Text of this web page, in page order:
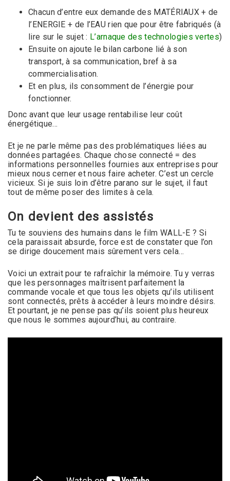
Chacun d’entre eux demande des MATÉRIAUX + de
l’ENERGIE + de l’EAU rien que pour être fabriqués (à
lire sur le sujet : L’arnaque des technologies vertes)
Ensuite on ajoute le bilan carbone lié à son
transport, à sa communication, bref à sa
commercialisation.
Et en plus, ils consomment de l’énergie pour
fonctionner.
Donc avant que leur usage rentabilise leur coût
énergétique…
Et je ne parle même pas des problématiques liées au
données partagées. Chaque chose connecté = des
informations personnelles fournies aux entreprises pour
mieux nous cerner et nous faire acheter. C’est un cercle
vicieux. Si je suis loin d’être parano sur le sujet, il faut
tout de même poser des limites à cela.
On devient des assistés
Tu te souviens des humains dans le film WALL-E ? Si
cela paraissait absurde, force est de constater que l’on
se dirige doucement mais sûrement vers cela…
Voici un extrait pour te rafraîchir la mémoire. Tu y verras
que les personnages maîtrisent parfaitement la
commande vocale et que tous les objets qu’ils utilisent
sont connectés, prêts à accéder à leurs moindre désirs.
Et pourtant, je ne pense pas qu’ils soient plus heureux
que nous le sommes aujourd’hui, au contraire.